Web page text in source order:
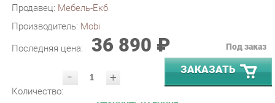
Производитель:Mobi
Последняя цена:
36 890 ₽
- ЗАКАЗАТЬ
УТОЧНИТЬ НАЛИЧИЕ